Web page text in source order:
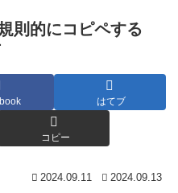
則的にコピペする
はてブ
コピー
2024.09.11 2024.09.13